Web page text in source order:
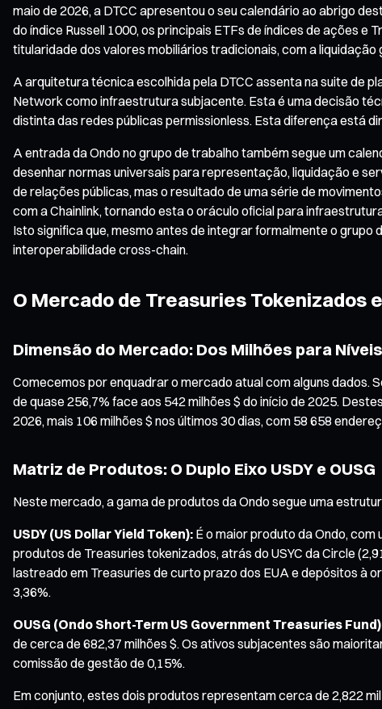
maio de 2026, a DTCC apresentou o seu calendário ao abrigo
do índice Russell 1000, os principais ETFs de índices de ações
titularidade dos valores mobiliários tradicionais, com a liquidação
A arquitetura técnica escolhida pela DTCC assenta na suite de
Network como infraestrutura subjacente. Esta é uma decisão
distinta das redes públicas permissionless. Esta diferença está
A entrada da Ondo no grupo de trabalho também segue um
desenhar normas universais para representação, liquidação e
de relações públicas, mas o resultado de uma série de
com a Chainlink, tornando esta o oráculo oficial para
Isto significa que, mesmo antes de integrar formalmente o
interoperabilidade cross-chain.
O Mercado de Treasuries Tokenizados
Dimensão do Mercado: Dos Milhões para
Comecemos por enquadrar o mercado atual com alguns dados.
de quase 256,7% face aos 542 milhões $ do início de 2025.
2026, mais 106 milhões $ nos últimos 30 dias, com 58 658
Matriz de Produtos: O Duplo Eixo USDY e OUSG
Neste mercado, a gama de produtos da Ondo segue uma
USDY (US Dollar Yield Token): É o maior produto da Ondo,
produtos de Treasuries tokenizados, atrás do USYC da Circle
lastreado em Treasuries de curto prazo dos EUA e depósitos à
3,36%.
OUSG (Ondo Short-Term US Government Treasuries
de cerca de 682,37 milhões $. Os ativos subjacentes são
comissão de gestão de 0,15%.
Em conjunto, estes dois produtos representam cerca de 2,822